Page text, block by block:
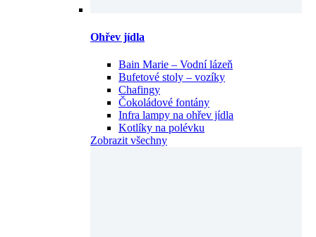
Ohřev jídla
Bain Marie – Vodní lázeň
Bufetové stoly – vozíky
Chafingy
Čokoládové fontány
Infra lampy na ohřev jídla
Kotlíky na polévku
Zobrazit všechny